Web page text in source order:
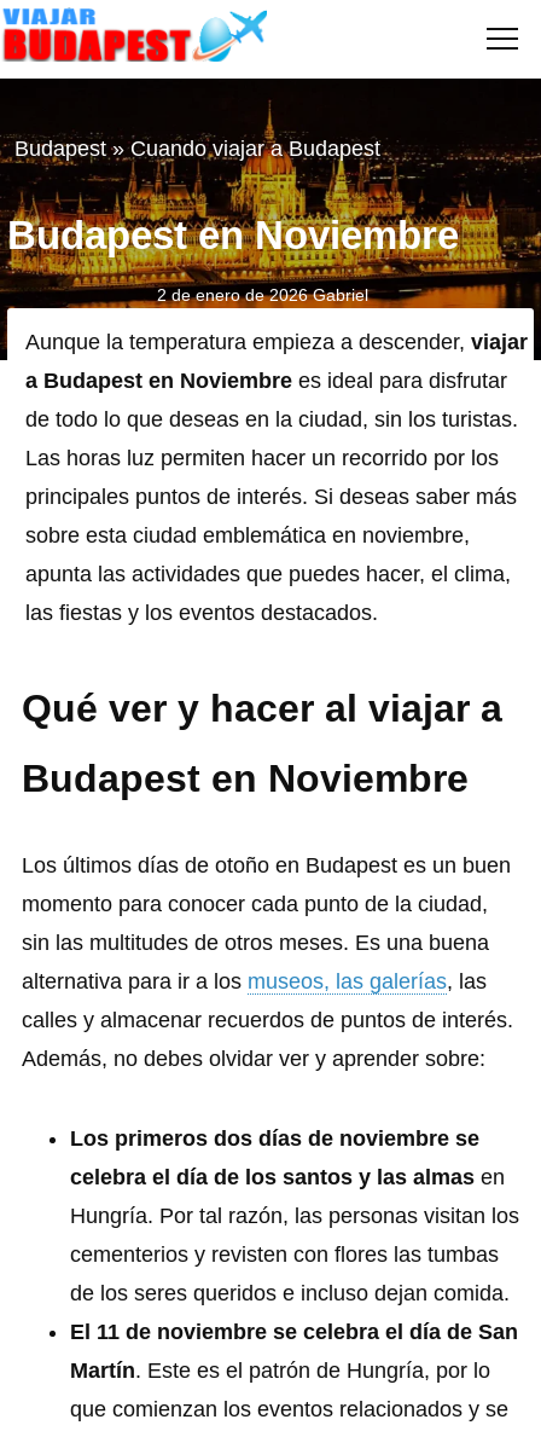
Budapest »Cuando viajar a Budapest
Budapest en Noviembre
2 de enero de 2026 Gabriel
Aunque la temperatura empieza a descender, viajar
a Budapest en Noviembre es ideal para disfrutar
de todo lo que deseas en la ciudad, sin los turistas.
Las horas luz permiten hacer un recorrido por los
principales puntos de interés. Si deseas saber más
sobre esta ciudad emblemática en noviembre,
apunta las actividades que puedes hacer, el clima,
las fiestas y los eventos destacados.
Qué ver y hacer al viajar a
Budapest en Noviembre
Los últimos días de otoño en Budapest es un buen
momento para conocer cada punto de la ciudad,
sin las multitudes de otros meses. Es una buena
alternativa para ir a los museos, las galerías, las
calles y almacenar recuerdos de puntos de interés.
Además, no debes olvidar ver y aprender sobre:
Los primeros dos días de noviembre se
celebra el día de los santos y las almas en
Hungría. Por tal razón, las personas visitan los
cementerios y revisten con flores las tumbas
de los seres queridos e incluso dejan comida.
El 11 de noviembre se celebra el día de San
Martín. Este es el patrón de Hungría, por lo
que comienzan los eventos relacionados y se